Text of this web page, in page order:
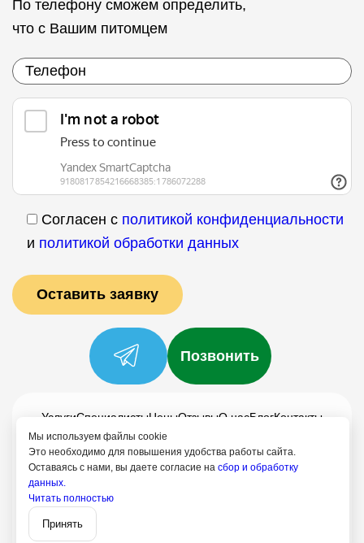
По телефону сможем определить,
что с Вашим питомцем
Согласен с политикой конфиденциальности
и политикой обработки данных
Мы используем файлы cookie
Это необходимо для повышения удобства работы сайта.
Оставаясь с нами, вы даете согласие на сбор и обработку
данных.
Читать полностью
Принять
Позвонить
УслугиСпециалистыЦеныОтзывыО насБлогКонтакты
Политика конфиденциальности
Согласие на обработку
8 (499) 113-80-28
Апрелевка